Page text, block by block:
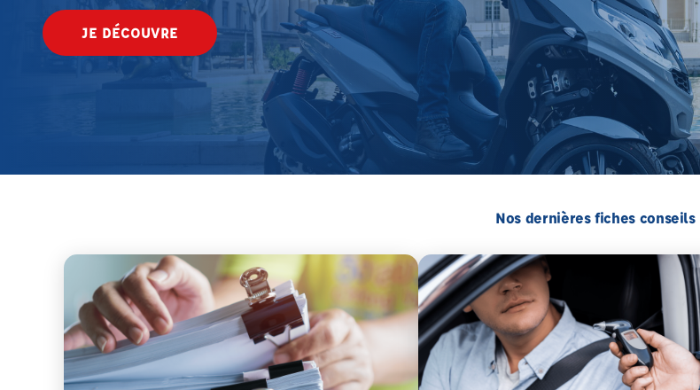
JE DÉCOUVRE
Nos dernières fiches conseils